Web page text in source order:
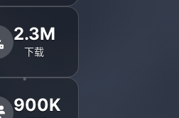
2.3M
下载
900K